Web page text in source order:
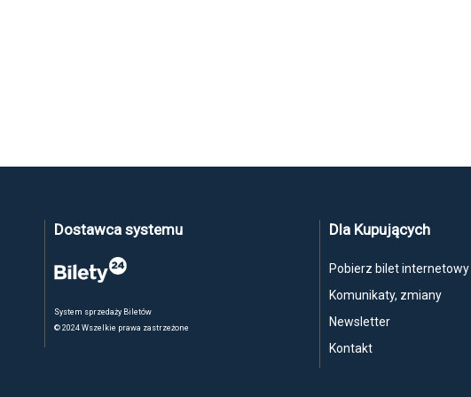
Dostawca systemu
System sprzedaży Biletów
© 2024 Wszelkie prawa zastrzeżone
Dla Kupujących
Pobierz bilet internetowy
Komunikaty, zmiany
Newsletter
Kontakt